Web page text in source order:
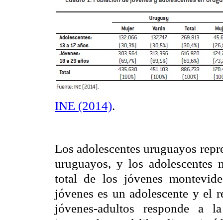
INE (2014).
Los adolescentes uruguayos
uruguayos, y los adolescentes
total de los jóvenes
jóvenes es un adolescente y el
jóvenes-adultos responde a